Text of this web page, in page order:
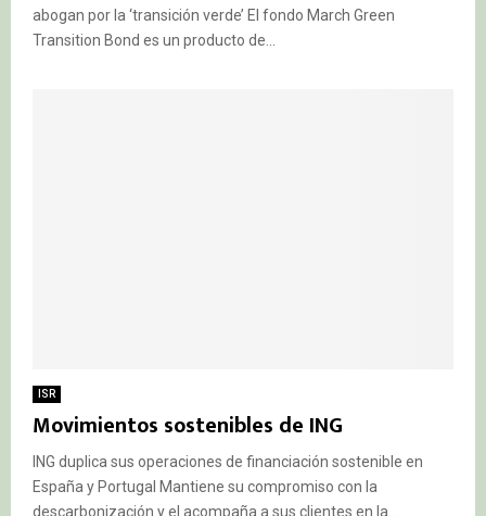
abogan por la ‘transición verde’ El fondo March Green
Transition Bond es un producto de...
ISR
Movimientos sostenibles de ING
ING duplica sus operaciones de financiación sostenible en
España y Portugal Mantiene su compromiso con la
descarbonización y el acompaña a sus clientes en la...